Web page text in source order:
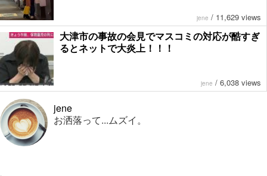
jene / 11,629 views
大津市の事故の会見でマスコミの対応が酷すぎ
るとネットで大炎上！！！
jene / 6,038 views
jene
お洒落って...ムズイ。